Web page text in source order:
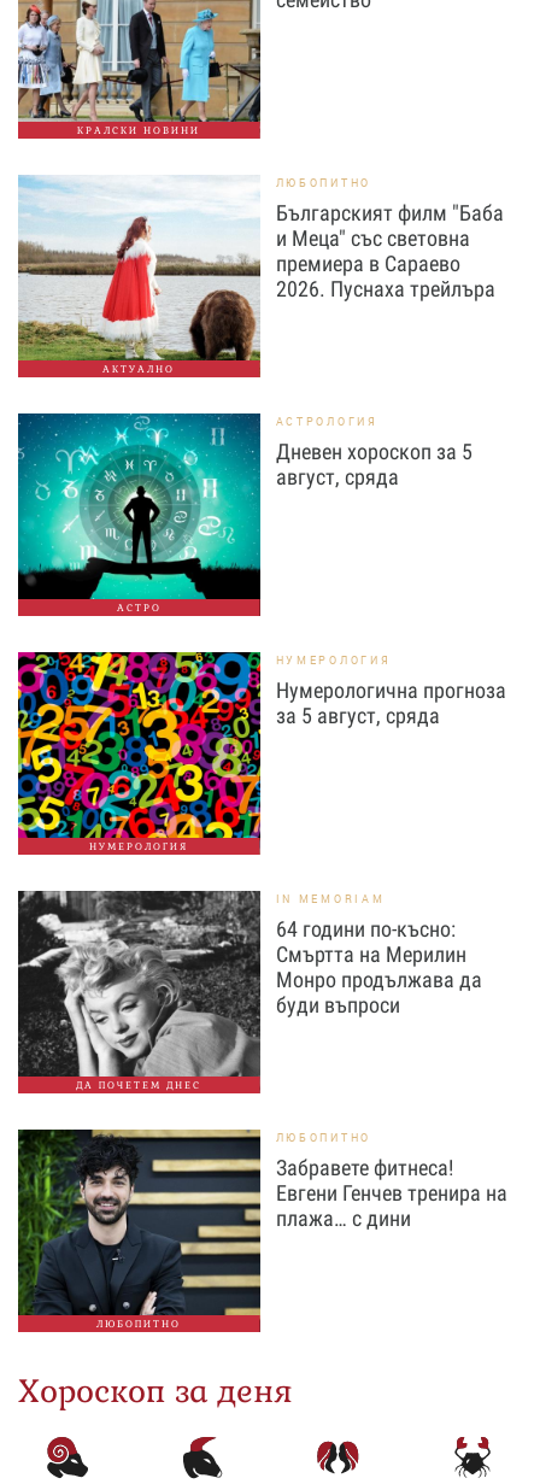
КРАЛСКИ НОВИНИ
АКТУАЛНО
ЛЮБОПИТНО
Българският филм "Баба
и Меца" със световна
премиера в Сараево
2026. Пуснаха трейлъра
АСТРО
АСТРОЛОГИЯ
Дневен хороскоп за 5
август, сряда
НУМЕРОЛОГИЯ
НУМЕРОЛОГИЯ
Нумерологична прогноза
за 5 август, сряда
ДА ПОЧЕТЕМ ДНЕС
IN MEMORIAM
64 години по-късно:
Смъртта на Мерилин
Монро продължава да
буди въпроси
ЛЮБОПИТНО
ЛЮБОПИТНО
Забравете фитнеса!
Евгени Генчев тренира на
плажа… с дини
Хороскоп за деня